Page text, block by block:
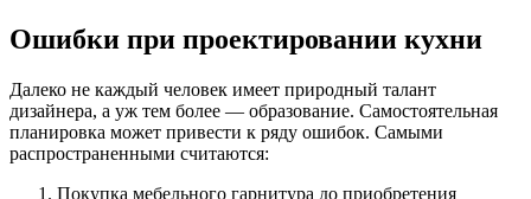
Ошибки при проектировании кухни
Далеко не каждый человек имеет природный талант
дизайнера, а уж тем более — образование. Самостоятельная
планировка может привести к ряду ошибок. Самыми
распространенными считаются:
Покупка мебельного гарнитура до приобретения